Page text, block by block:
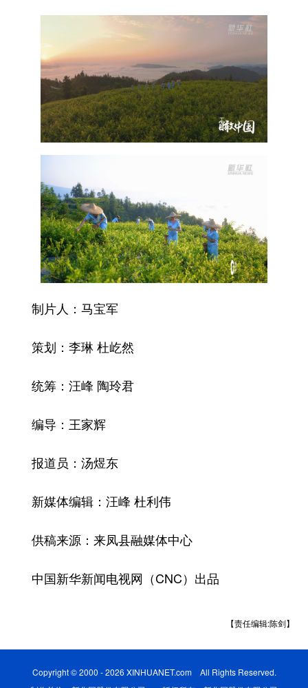
制片人：马宝军
策划：李琳 杜屹然
统筹：汪峰 陶玲君
编导：王家辉
报道员：汤煜东
新媒体编辑：汪峰 杜利伟
供稿来源：来凤县融媒体中心
中国新华新闻电视网（CNC）出品
【责任编辑:陈剑】
Copyright © 2000 - 2026 XINHUANET.com All Rights Reserved.